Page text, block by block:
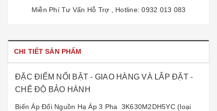
Miễn Phí Tư Vấn Hỗ Trợ , Hotline: 0932 013 083
CHI TIẾT SẢN PHẨM
ĐẶC ĐIỂM NỔI BẬT - GIAO HÀNG VÀ LẮP ĐẶT -
CHẾ ĐỘ BẢO HÀNH
Biến Áp Đổi Nguồn Hạ Áp 3 Pha
3K630M2DH5YC (loại